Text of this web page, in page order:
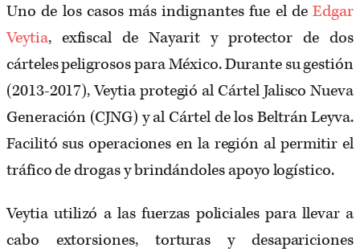
Uno de los casos más indignantes fue el deEdgar
Veytia, exfiscal de Nayarit y protector de dos
cárteles peligrosos para México. Durante su gestión
(2013-2017), Veytia protegió al Cártel Jalisco Nueva
Generación (CJNG) y al Cártel de los Beltrán Leyva.
Facilitó sus operaciones en la región al permitir el
tráfico de drogas y brindándoles apoyo logístico.
Veytia utilizó a las fuerzas policiales para llevar a
cabo extorsiones, torturas y desapariciones